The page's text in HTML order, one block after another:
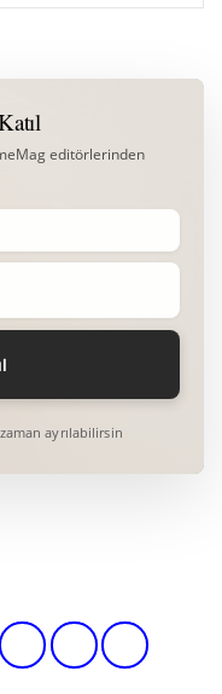
editörlerinden
ayrılabilirsin